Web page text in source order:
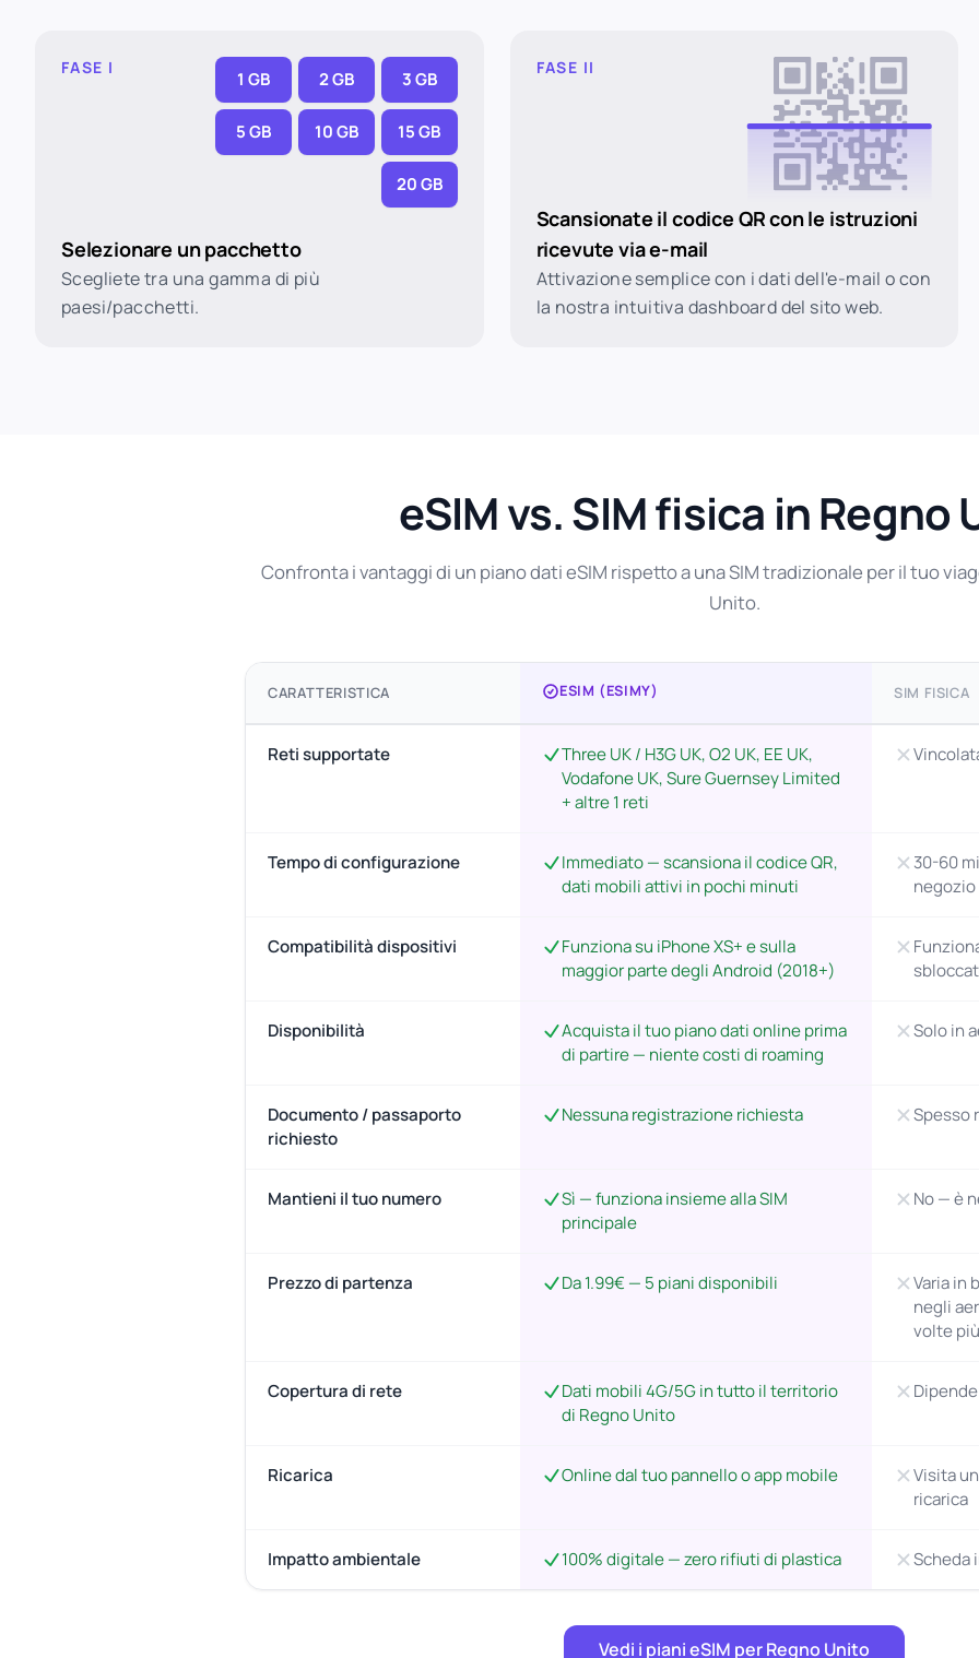
FASE I
1 GB 2 GB 3 GB
5 GB 10 GB 15 GB
20 GB
Selezionare un pacchetto
Scegliete tra una gamma di più
paesi/pacchetti.
FASE II
Scansionate il codice QR con le istruzioni
ricevute via e-mail
Attivazione semplice con i dati dell'e-mail o con
la nostra intuitiva dashboard del sito web.
eSIM vs. SIM fisica in Regno
Confronta i vantaggi di un piano dati eSIM rispetto a una SIM tradizionale per il tuo
Unito.
CARATTERISTICA ESIM (ESIMY) SIM FISICA
Reti supportate
Three UK / H3G UK, O2 UK, EE UK,
Vodafone UK, Sure Guernsey Limited
+ altre 1 reti
Tempo di configurazione
Immediato — scansiona il codice QR,
dati mobili attivi in pochi minuti
30-60
negozio
Compatibilità dispositivi
Funziona su iPhone XS+ e sulla
maggior parte degli Android (2018+)
Disponibilità
Acquista il tuo piano dati online prima
di partire — niente costi di roaming
Solo in
Documento / passaporto
richiesto
Nessuna registrazione richiesta Spesso
Mantieni il tuo numero
Sì — funziona insieme alla SIM
principale
No — è
Prezzo di partenza Da 1.99€ — 5 piani disponibili
Varia in
negli
volte
Copertura di rete
Dati mobili 4G/5G in tutto il territorio
di Regno Unito
Ricarica Online dal tuo pannello o app mobile
Visita
ricarica
Impatto ambientale 100% digitale — zero rifiuti di plastica Scheda
Vedi i piani eSIM per Regno Unito